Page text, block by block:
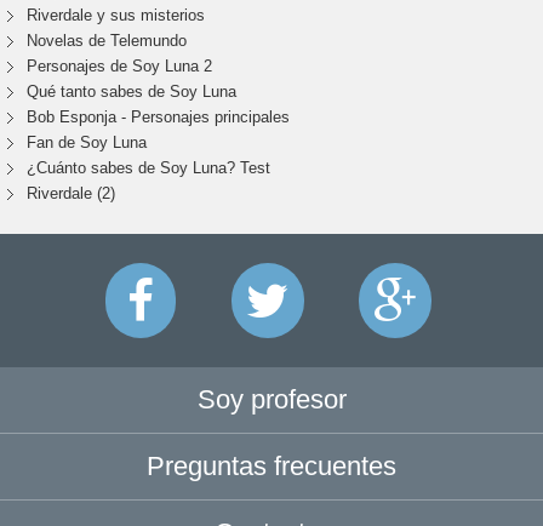
Riverdale y sus misterios
Novelas de Telemundo
Personajes de Soy Luna 2
Qué tanto sabes de Soy Luna
Bob Esponja - Personajes principales
Fan de Soy Luna
¿Cuánto sabes de Soy Luna? Test
Riverdale (2)
Soy profesor
Preguntas frecuentes